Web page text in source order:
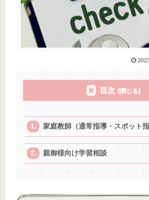
目次
家庭教師（通常指導・スポット指
親御様向け学習相談